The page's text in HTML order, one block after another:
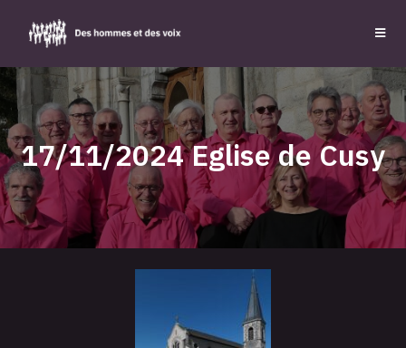
17/11/2024 Eglise de Cusy